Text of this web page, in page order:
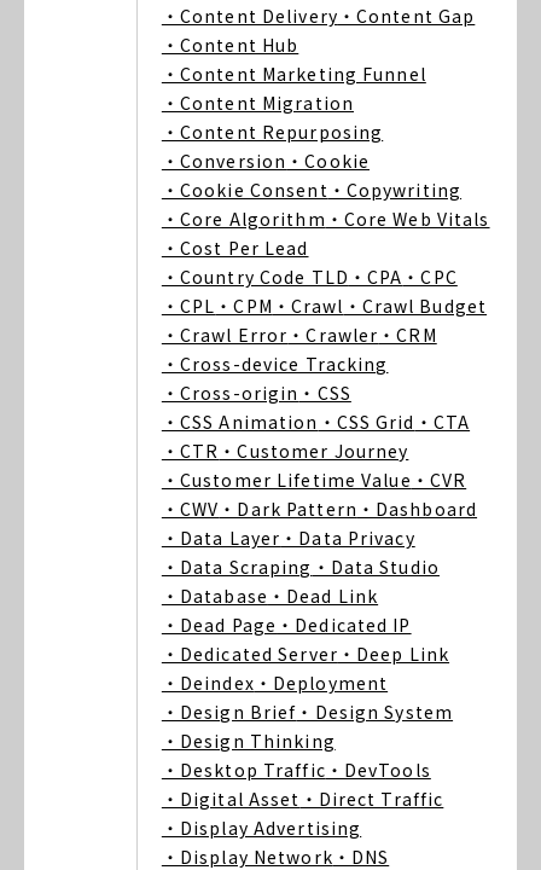
・Content Delivery ・Content Gap
・Content Hub
・Content Marketing Funnel
・Content Migration
・Content Repurposing
・Conversion ・Cookie
・Cookie Consent ・Copywriting
・Core Algorithm ・Core Web Vitals
・Cost Per Lead
・Country Code TLD ・CPA ・CPC
・CPL ・CPM ・Crawl ・Crawl Budget
・Crawl Error ・Crawler ・CRM
・Cross-device Tracking
・Cross-origin ・CSS
・CSS Animation ・CSS Grid ・CTA
・CTR ・Customer Journey
・Customer Lifetime Value ・CVR
・CWV ・Dark Pattern ・Dashboard
・Data Layer ・Data Privacy
・Data Scraping ・Data Studio
・Database ・Dead Link
・Dead Page ・Dedicated IP
・Dedicated Server ・Deep Link
・Deindex ・Deployment
・Design Brief ・Design System
・Design Thinking
・Desktop Traffic ・DevTools
・Digital Asset ・Direct Traffic
・Display Advertising
・Display Network ・DNS